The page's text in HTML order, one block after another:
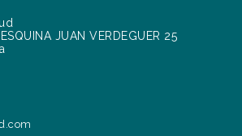
JUAN VERDEGUER 25